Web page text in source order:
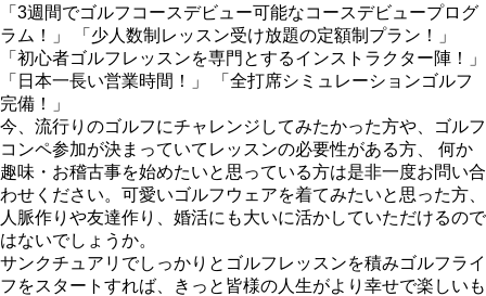
「3週間でゴルフコースデビュー可能なコースデビュープログ
ラム！」 「少人数制レッスン受け放題の定額制プラン！」
「初心者ゴルフレッスンを専門とするインストラクター陣！」
「日本一長い営業時間！」 「全打席シミュレーションゴルフ
完備！」
今、流行りのゴルフにチャレンジしてみたかった方や、ゴルフ
コンペ参加が決まっていてレッスンの必要性がある方、 何か
趣味・お稽古事を始めたいと思っている方は是非一度お問い合
わせください。可愛いゴルフウェアを着てみたいと思った方、
人脈作りや友達作り、婚活にも大いに活かしていただけるので
はないでしょうか。
サンクチュアリでしっかりとゴルフレッスンを積みゴルフライ
フをスタートすれば、きっと皆様の人生がより幸せで楽しいも